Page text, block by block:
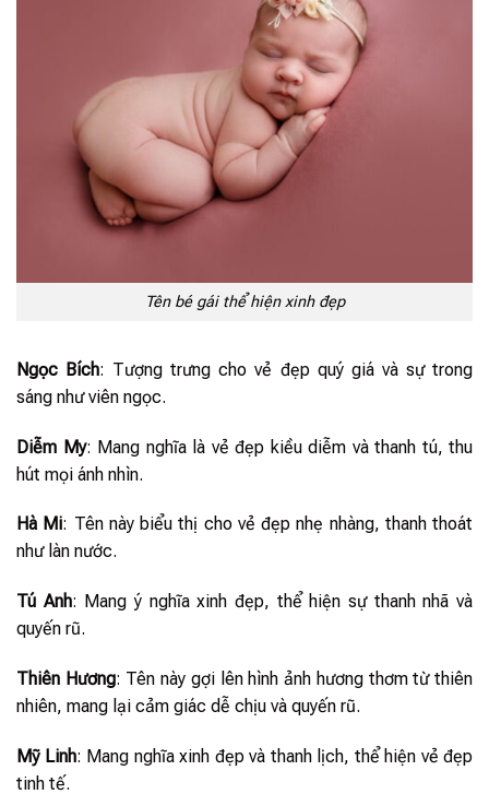
Tên bé gái thể hiện xinh đẹp
Ngọc Bích: Tượng trưng cho vẻ đẹp quý giá và sự trong
sáng như viên ngọc.
Diễm My: Mang nghĩa là vẻ đẹp kiều diễm và thanh tú, thu
hút mọi ánh nhìn.
Hà Mi: Tên này biểu thị cho vẻ đẹp nhẹ nhàng, thanh thoát
như làn nước.
Tú Anh: Mang ý nghĩa xinh đẹp, thể hiện sự thanh nhã và
quyến rũ.
Thiên Hương: Tên này gợi lên hình ảnh hương thơm từ thiên
nhiên, mang lại cảm giác dễ chịu và quyến rũ.
Mỹ Linh: Mang nghĩa xinh đẹp và thanh lịch, thể hiện vẻ đẹp
tinh tế.